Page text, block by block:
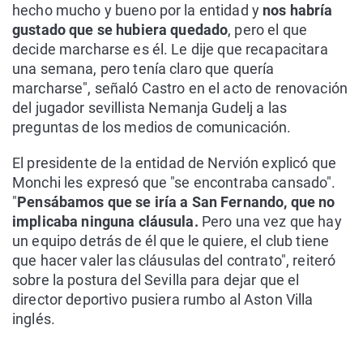
hecho mucho y bueno por la entidad y nos habría
gustado que se hubiera quedado, pero el que
decide marcharse es él. Le dije que recapacitara
una semana, pero tenía claro que quería
marcharse", señaló Castro en el acto de renovación
del jugador sevillista Nemanja Gudelj a las
preguntas de los medios de comunicación.
El presidente de la entidad de Nervión explicó que
Monchi les expresó que "se encontraba cansado".
"Pensábamos que se iría a San Fernando, que no
implicaba ninguna cláusula. Pero una vez que hay
un equipo detrás de él que le quiere, el club tiene
que hacer valer las cláusulas del contrato", reiteró
sobre la postura del Sevilla para dejar que el
director deportivo pusiera rumbo al Aston Villa
inglés.